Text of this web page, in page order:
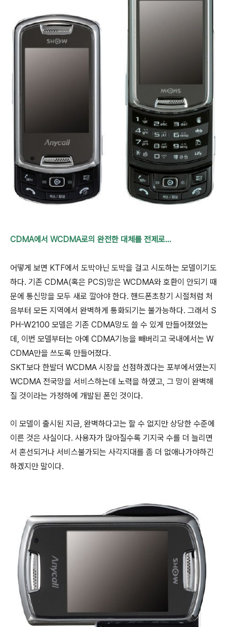
CDMA에서 WCDMA로의 완전한 대체를 전제로...
어떻게 보면 KTF에서 도박아닌 도박을 걸고 시도하는 모델이기도
하다. 기존 CDMA(혹은 PCS)망은 WCDMA와 호환이 안되기 때
문에 통신망을 모두 새로 깔아야 한다. 핸드폰초창기 시절처럼 처
음부터 모든 지역에서 완벽하게 통화되기는 불가능하다. 그래서 S
PH-W2100 모델은 기존 CDMA망도 쓸 수 있게 만들어졌었는
데, 이번 모델부터는 아예 CDMA기능을 빼버리고 국내에서는 W
CDMA만을 쓰도록 만들어졌다.
SKT보다 한발더 WCDMA 시장을 선점하겠다는 포부에서였는지
WCDMA 전국망을 서비스하는데 노력을 하였고, 그 망이 완벽해
질 것이라는 가정하에 개발된 폰인 것이다.
이 모델이 출시된 지금, 완벽하다고는 할 수 없지만 상당한 수준에
이른 것은 사실이다. 사용자가 많아질수록 기지국 수를 더 늘리면
서 혼선되거나 서비스불가되는 사각지대를 좀 더 없애나가야하긴
하겠지만 말이다.